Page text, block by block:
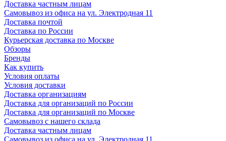
Доставка частным лицам
Самовывоз из офиса на ул. Электродная 11
Доставка почтой
Доставка по России
Курьерская доставка по Москве
Обзоры
Бренды
Как купить
Условия оплаты
Условия доставки
Доставка организациям
Доставка для организаций по России
Доставка для организаций по Москве
Самовывоз с нашего склада
Доставка частным лицам
Самовывоз из офиса на ул. Электродная 11